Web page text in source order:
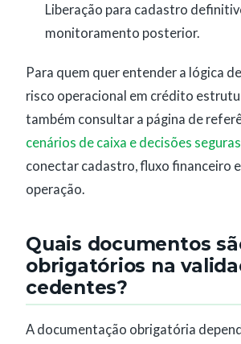
Liberação para cadastro
monitoramento posterior.
Para quem quer entender a lógica
risco operacional em crédito
também consultar a página de
cenários de caixa e decisões seguras
conectar cadastro, fluxo financeiro
operação.
Quais documentos
obrigatórios na
cedentes?
A documentação obrigatória